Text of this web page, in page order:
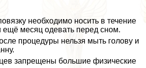
необходимо носить в течение
ещё месяц одевать перед сном.
процедуры нельзя мыть голову и
запрещены большие физические